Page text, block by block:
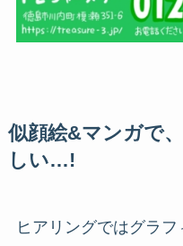
似顔絵&マンガで
しい…!
ヒアリングではグラ